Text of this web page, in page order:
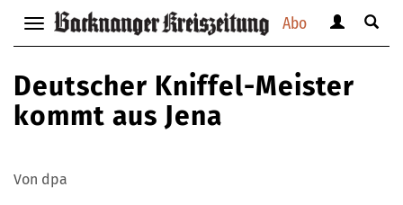
Abo
Navigation
anzeigen
verbergen
anzeigen
verbergen
Suche
Deutscher Kniffel-Meister
kommt aus Jena
Von dpa